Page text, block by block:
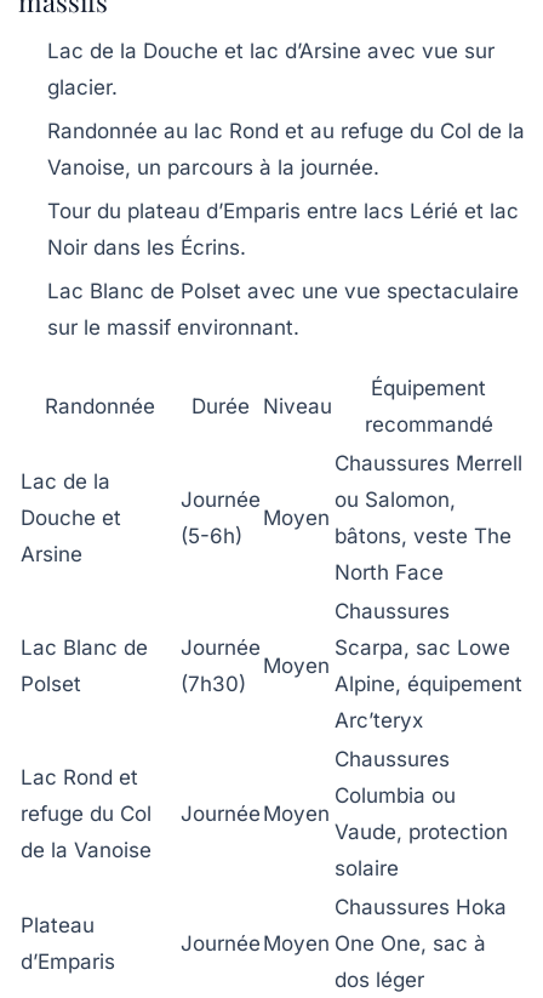
Lac de la Douche et lac d’Arsine avec vue sur
glacier.
Randonnée au lac Rond et au refuge du Col de la
Vanoise, un parcours à la journée.
Tour du plateau d’Emparis entre lacs Lérié et lac
Noir dans les Écrins.
Lac Blanc de Polset avec une vue spectaculaire
sur le massif environnant.
Randonnée Durée Niveau
Équipement
recommandé
Lac de la
Douche et
Arsine
Journée
(5-6h)
Moyen
Chaussures Merrell
ou Salomon,
bâtons, veste The
North Face
Lac Blanc de
Polset
Journée
(7h30)
Moyen
Chaussures
Scarpa, sac Lowe
Alpine, équipement
Arc’teryx
Lac Rond et
refuge du Col
de la Vanoise
Journée Moyen
Chaussures
Columbia ou
Vaude, protection
solaire
Plateau
d’Emparis
Journée Moyen
Chaussures Hoka
One One, sac à
dos léger